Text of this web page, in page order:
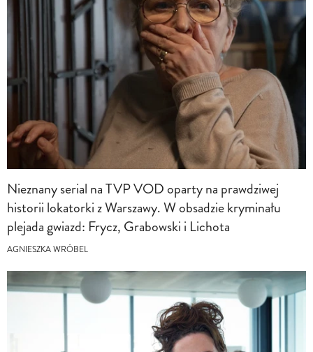
Nieznany serial na TVP VOD oparty na prawdziwej
historii lokatorki z Warszawy. W obsadzie kryminału
plejada gwiazd: Frycz, Grabowski i Lichota
AGNIESZKA WRÓBEL